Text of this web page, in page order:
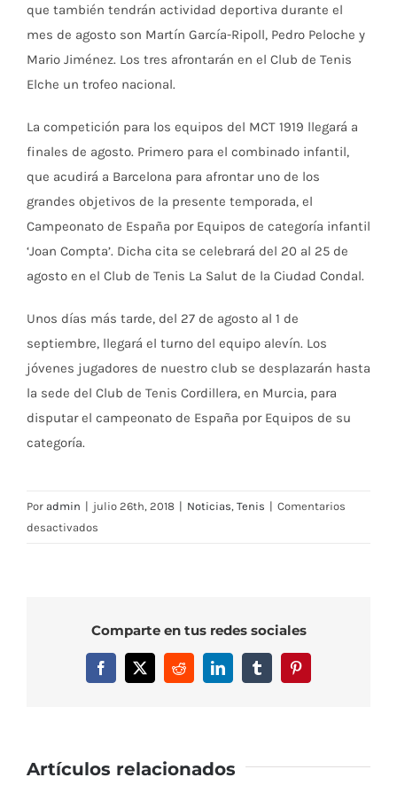
que también tendrán actividad deportiva durante el
mes de agosto son Martín García-Ripoll, Pedro Peloche y
Mario Jiménez. Los tres afrontarán en el Club de Tenis
Elche un trofeo nacional.
La competición para los equipos del MCT 1919 llegará a
finales de agosto. Primero para el combinado infantil,
que acudirá a Barcelona para afrontar uno de los
grandes objetivos de la presente temporada, el
Campeonato de España por Equipos de categoría infantil
‘Joan Compta’. Dicha cita se celebrará del 20 al 25 de
agosto en el Club de Tenis La Salut de la Ciudad Condal.
Unos días más tarde, del 27 de agosto al 1 de
septiembre, llegará el turno del equipo alevín. Los
jóvenes jugadores de nuestro club se desplazarán hasta
la sede del Club de Tenis Cordillera, en Murcia, para
disputar el campeonato de España por Equipos de su
categoría.
Por admin | julio 26th, 2018 | Noticias, Tenis | Comentarios
desactivados
1919
Comparte en tus redes sociales
Facebook
X RedditLinkedInTumblrPinterest
Artículos relacionados